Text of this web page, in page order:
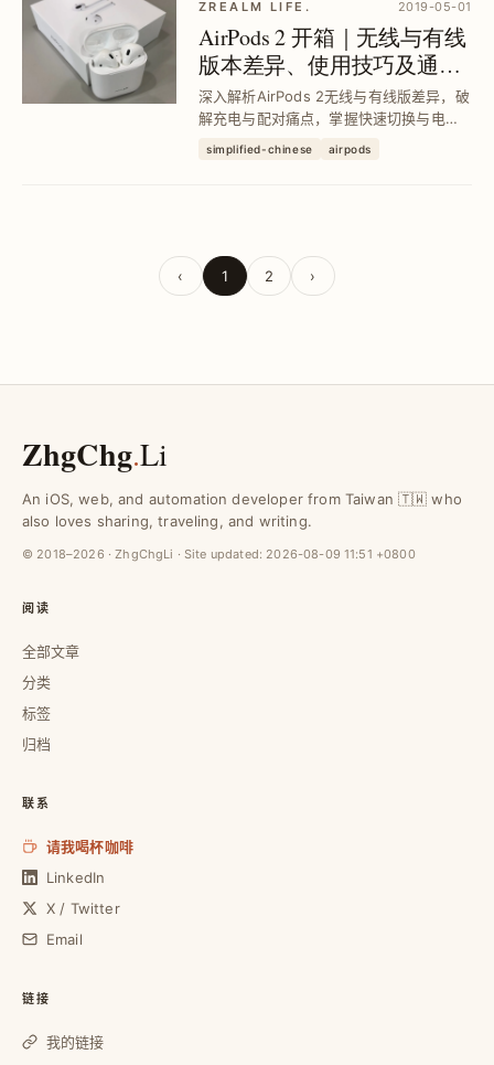
ZREALM LIFE. 2019-05-01
AirPods 2 开箱｜无线与有线
版本差异、使用技巧及通话
音质完整评测
深入解析AirPods 2无线与有线版差异，破
解充电与配对痛点，掌握快速切换与电量
品质与佩戴舒适度，帮助苹果生态系用户
simplified-chinese airpods
‹ 1 2 ›
ZhgChg.Li
An iOS, web, and automation developer from Taiwan 🇹🇼 who
also loves sharing, traveling, and writing.
© 2018–2026 · ZhgChgLi · Site updated: 2026-08-09 11:51 +0800
阅读
全部文章
分类
标签
归档
联系
请我喝杯咖啡
LinkedIn
X / Twitter
Email
链接
我的链接